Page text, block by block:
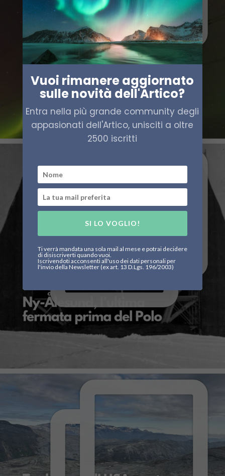
Vuoi rimanere aggiornato
sulle novità dell'Artico?
Entra nella più grande community degli
appasionati dell'Artico, unisciti a oltre
2500 iscritti
SI LO VOGLIO!
Ti verrà mandata una sola mail al mese e potrai decidere
di disiscriverti quando vuoi.
Iscrivendoti acconsenti all'uso dei dati personali per
l'invio della Newsletter (ex art. 13 D.Lgs. 196/2003)